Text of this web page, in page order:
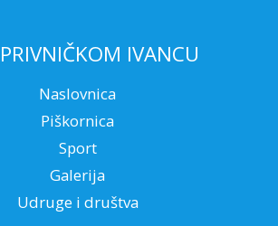
IVANCU
Naslovnica
Piškornica
Sport
Galerija
Udruge i društva